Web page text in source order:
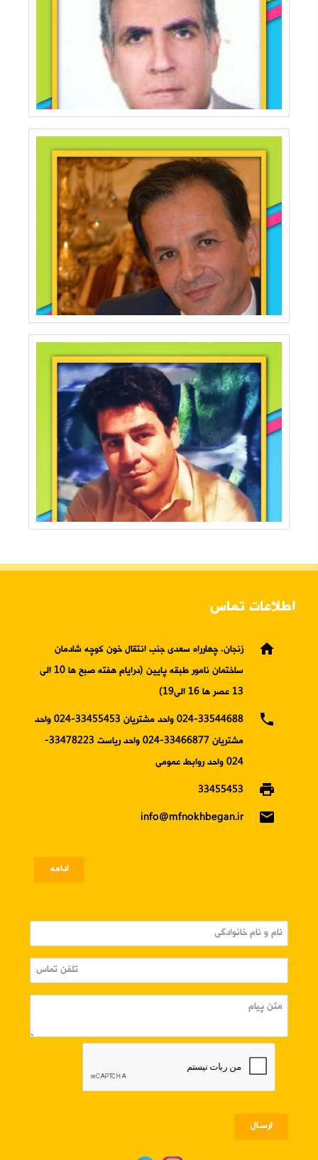
اطلاعات تماس
home
زنجان، چهارراه سعدی جنب انتقال خون کوچه شادمان
ساختمان نامور طبقه پایین (درایام هفته صبح ها 10 الی
13 عصر ها 16 الی19)
phone
024-33544688 واحد مشتریان 33455453-024 واحد
مشتریان 33466877-024 واحد ریاست 33478223-
024 واحد روابط عمومی
print
33455453
email
info@mfnokhbegan.ir
ادامه
ارسـال